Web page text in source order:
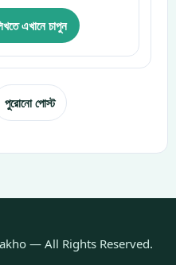
এখানে চাপুন
পুরোনো পোস্ট
— All Rights Reserved.